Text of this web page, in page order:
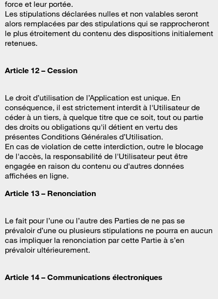
force et leur portée.
Les stipulations déclarées nulles et non valables seront
alors remplacées par des stipulations qui se rapprocheront
le plus étroitement du contenu des dispositions initialement
retenues.
Article 12 – Cession
Le droit d’utilisation de l’Application est unique. En
conséquence, il est strictement interdit à l'Utilisateur de
céder à un tiers, à quelque titre que ce soit, tout ou partie
des droits ou obligations qu'il détient en vertu des
présentes Conditions Générales d’Utilisation.
En cas de violation de cette interdiction, outre le blocage
de l'accès, la responsabilité de l'Utilisateur peut être
engagée en raison du contenu ou d'autres données
affichées en ligne.
Article 13 – Renonciation
Le fait pour l’une ou l’autre des Parties de ne pas se
prévaloir d’une ou plusieurs stipulations ne pourra en aucun
cas impliquer la renonciation par cette Partie à s’en
prévaloir ultérieurement.
Article 14 – Communications électroniques